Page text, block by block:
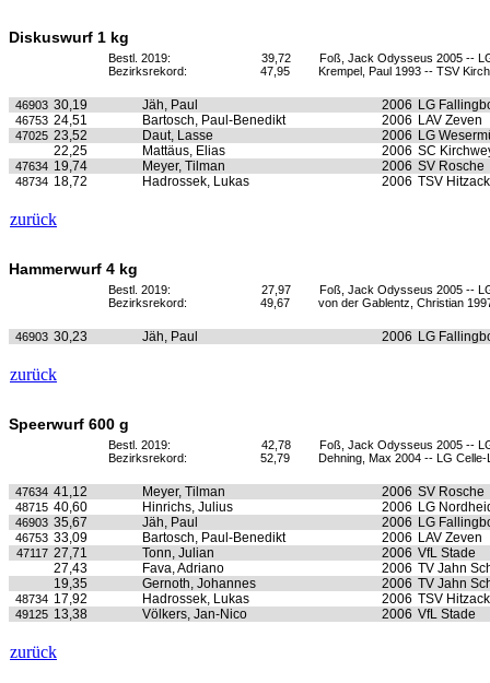
Diskuswurf 1 kg
Bestl. 2019: 39,72
Foß, Jack Odysseus 2005 --
Bezirksrekord:
47,95 Krempel, Paul 1993 -- TSV
46903 30,19 Jäh, Paul 2006 LG
46753 24,51 Bartosch, Paul-Benedikt 2006 LAV Zeven
47025 23,52 Daut, Lasse 2006 LG
22,25
Mattäus, Elias 2006 SC
47634 19,74 Meyer, Tilman 2006 SV Rosche
48734 18,72 Hadrossek, Lukas 2006 TSV
zurück
Hammerwurf 4 kg
Bestl. 2019: 27,97
Foß, Jack Odysseus 2005 --
Bezirksrekord:
49,67 von der Gablentz, Christian
46903 30,23 Jäh, Paul 2006 LG
zurück
Speerwurf 600 g
Bestl. 2019: 42,78
Foß, Jack Odysseus 2005 --
Bezirksrekord:
52,79 Dehning, Max 2004 -- LG Celle-
47634 41,12 Meyer, Tilman 2006 SV Rosche
48715 40,60 Hinrichs, Julius 2006 LG
46903 35,67 Jäh, Paul 2006 LG
46753 33,09 Bartosch, Paul-Benedikt 2006 LAV Zeven
47117 27,71 Tonn, Julian 2006 VfL Stade
27,43
Fava, Adriano 2006 TV Jahn
19,35
Gernoth, Johannes 2006 TV Jahn
48734 17,92 Hadrossek, Lukas 2006 TSV
49125 13,38 Völkers, Jan-Nico 2006 VfL Stade
zurück